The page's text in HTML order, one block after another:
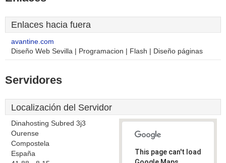
Enlaces hacia fuera
avantine.com
Diseño Web Sevilla | Programacion | Flash | Diseño páginas
Servidores
Localización del Servidor
Dinahosting Subred 3j3
Ourense
Compostela
España
This page can't load